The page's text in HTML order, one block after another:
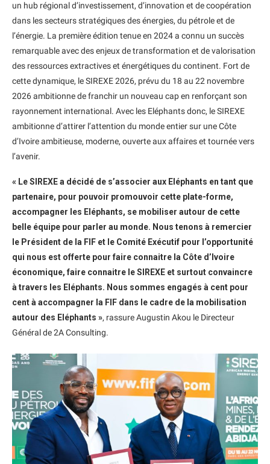
un hub régional d’investissement, d’innovation et de coopération
dans les secteurs stratégiques des énergies, du pétrole et de
l’énergie. La première édition tenue en 2024 a connu un succès
remarquable avec des enjeux de transformation et de valorisation
des ressources extractives et énergétiques du continent. Fort de
cette dynamique, le SIREXE 2026, prévu du 18 au 22 novembre
2026 ambitionne de franchir un nouveau cap en renforçant son
rayonnement international. Avec les Eléphants donc, le SIREXE
ambitionne d’attirer l’attention du monde entier sur une Côte
d’Ivoire ambitieuse, moderne, ouverte aux affaires et tournée vers
l’avenir.
« Le SIREXE a décidé de s’associer aux Eléphants en tant que
partenaire, pour pouvoir promouvoir cette plate-forme,
accompagner les Eléphants, se mobiliser autour de cette
belle équipe pour parler au monde. Nous tenons à remercier
le Président de la FIF et le Comité Exécutif pour l’opportunité
qui nous est offerte pour faire connaitre la Côte d’Ivoire
économique, faire connaitre le SIREXE et surtout convaincre
à travers les Eléphants. Nous sommes engagés à cent pour
cent à accompagner la FIF dans le cadre de la mobilisation
autour des Eléphants », rassure Augustin Akou le Directeur
Général de 2A Consulting.